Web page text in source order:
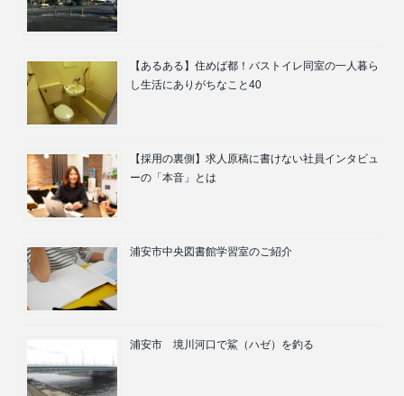
【あるある】住めば都！バストイレ同室の一人暮ら
し生活にありがちなこと40
【採用の裏側】求人原稿に書けない社員インタビュ
ーの「本音」とは
浦安市中央図書館学習室のご紹介
浦安市 境川河口で鯊（ハゼ）を釣る